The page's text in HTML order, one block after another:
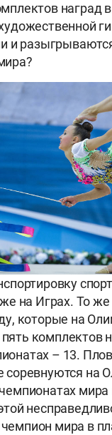
наград
и
на Играх. То
которые на
комплектов
– 13.
соревнуются на
мира
мира в